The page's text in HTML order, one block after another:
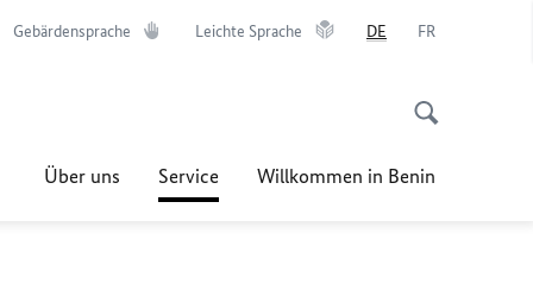
Gebärdensprache Leichte Sprache DE FR
Über uns Service Willkommen in Benin